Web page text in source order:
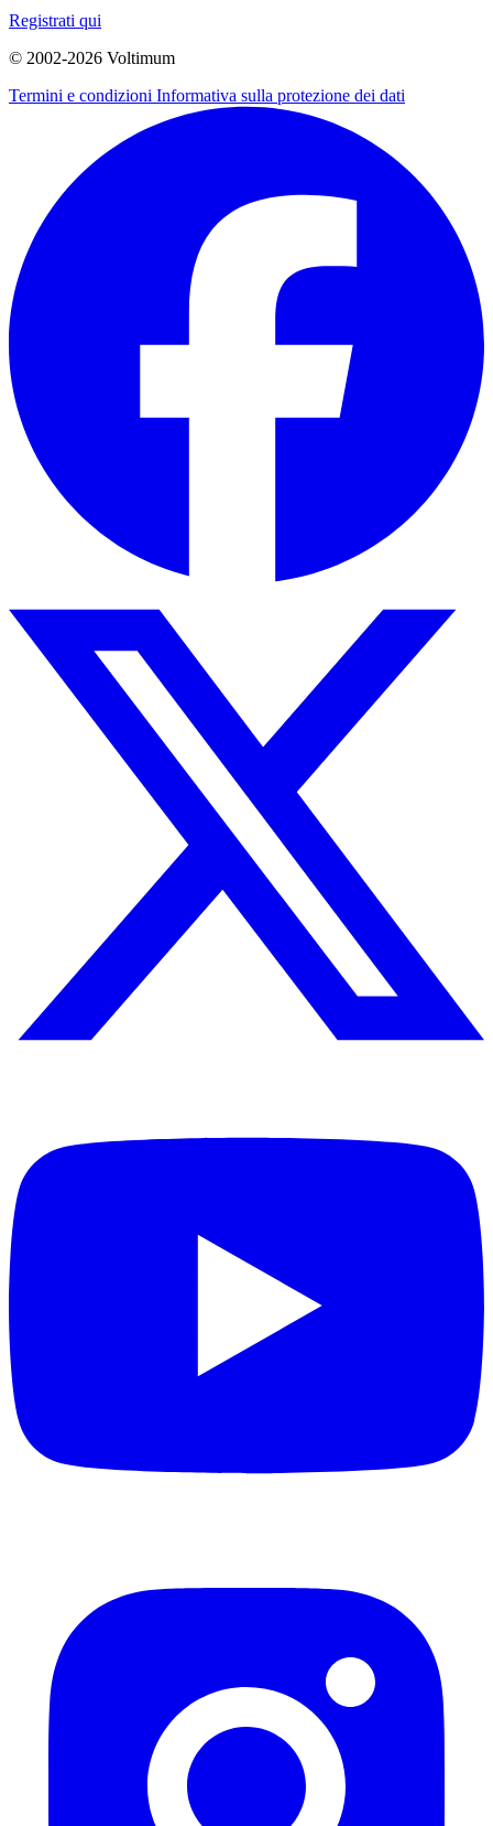
Registrati qui
© 2002-2026 Voltimum
Termini e condizioni Informativa sulla protezione dei dati